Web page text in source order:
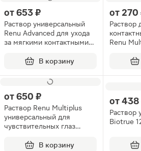
от653 ₽
Раствор универсальный
Renu Advanced для ухода
за мягкими контактными
В корзину
от 270
Раствор
Renu
от650 ₽
Раствор Renu Multiplus
универсальный для
чувствительных глаз
В корзину
от438
Раствор
Biotrue